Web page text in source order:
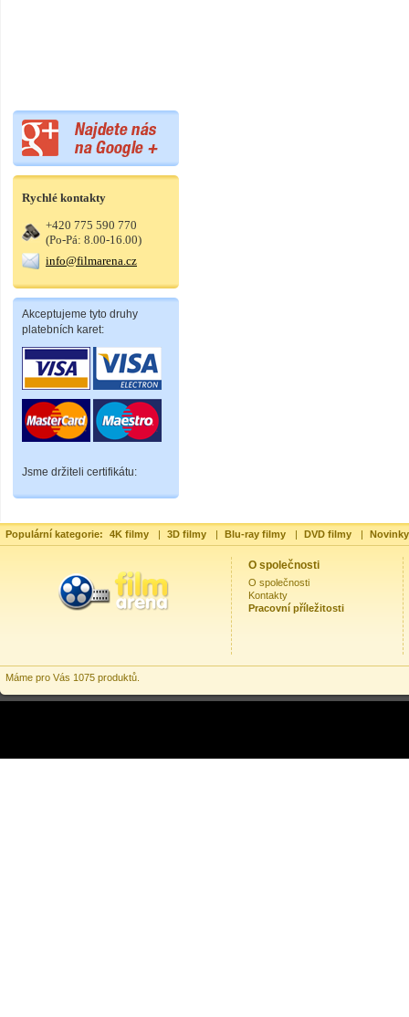
Rychlé kontakty
+420 775 590 770
(Po-Pá: 8.00-16.00)
info@filmarena.cz
Akceptujeme tyto druhy
platebních karet:
Jsme držiteli certifikátu:
Populární kategorie: 4K filmy | 3D filmy | Blu-ray filmy | DVD filmy |
O společnosti
O společnosti
Kontakty
Pracovní příležitosti
Máme pro Vás 1075 produktů.